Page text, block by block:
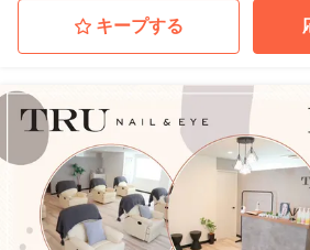
キープする